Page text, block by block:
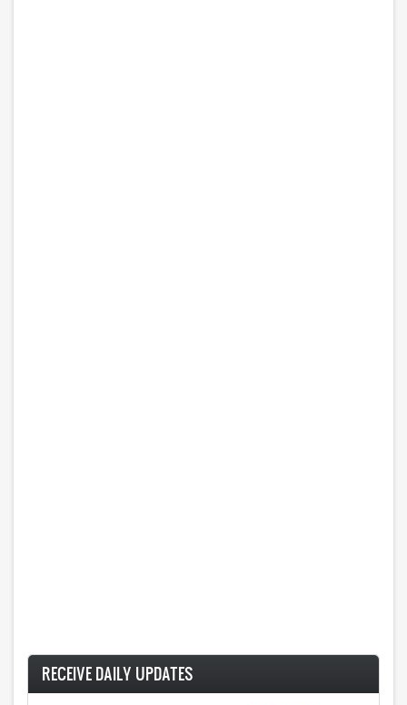
RECEIVE DAILY UPDATES